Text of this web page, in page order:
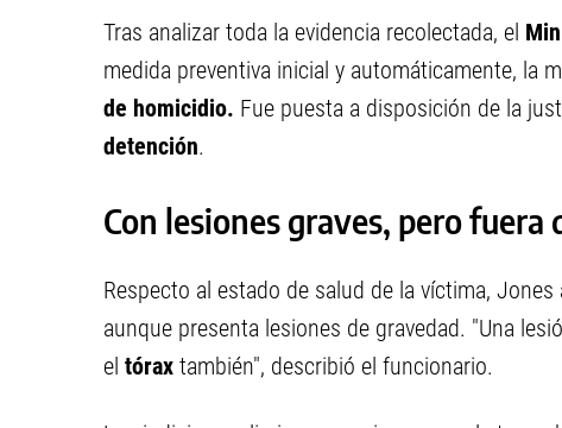
Tras analizar toda la evidencia recolectada, el
medida preventiva inicial y automáticamente, la
de homicidio. Fue puesta a disposición de la
detención.
Con lesiones graves, pero fuera
Respecto al estado de salud de la víctima,
aunque presenta lesiones de gravedad. "Una
el tórax también", describió el funcionario.